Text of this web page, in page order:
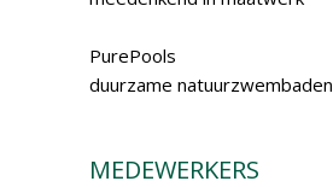
PurePools
duurzame natuur­zwembaden
MEDEWERKERS